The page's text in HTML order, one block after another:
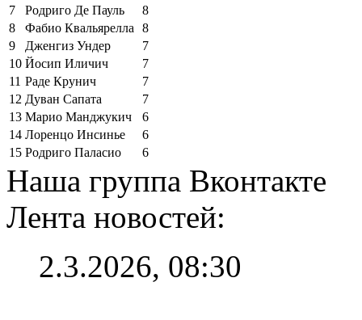
7
Родриго Де Пауль
8
8
Фабио Квальярелла
8
9
Дженгиз Ундер
7
10 Йосип Иличич
7
11 Раде Крунич
7
12 Дуван Сапата
7
13 Марио Манджукич
6
14 Лоренцо Инсинье
6
15 Родриго Паласио 6
Наша группа Вконтакте
Лента новостей:
2.3.2026, 08:30